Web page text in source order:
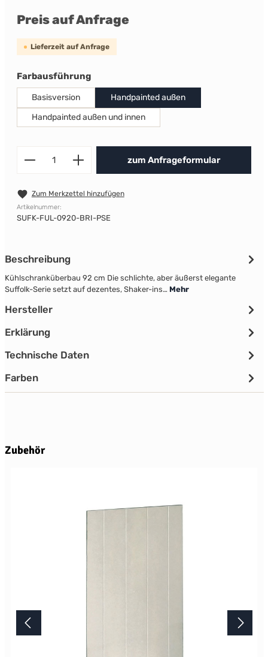
Preis auf Anfrage
Lieferzeit auf Anfrage
Farbausführungauswählen
Basisversion
Handpainted außen
Handpainted außen und innen
Produkt Anzahl: Gib den
zum Anfrageformular
Zum Merkzettel hinzufügen
Artikelnummer:
SUFK-FUL-0920-BRI-PSE
Beschreibung
Kühlschranküberbau 92 cm Die schlichte, aber äußerst elegante
Suffolk-Serie setzt auf dezentes, Shaker-ins… Mehr
Hersteller
Erklärung
Technische Daten
Farben
Produktgalerie überspringen
Zubehör